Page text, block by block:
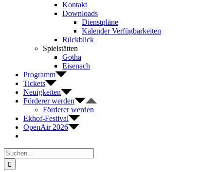
Kontakt
Downloads
Dienstpläne
Kalender Verfügbarkeiten
Rückblick
Spielstätten
Gotha
Eisenach
Programm
Tickets
Neuigkeiten
Förderer werden
Förderer werden
Ekhof-Festival
OpenAir 2026
Suche
nach: